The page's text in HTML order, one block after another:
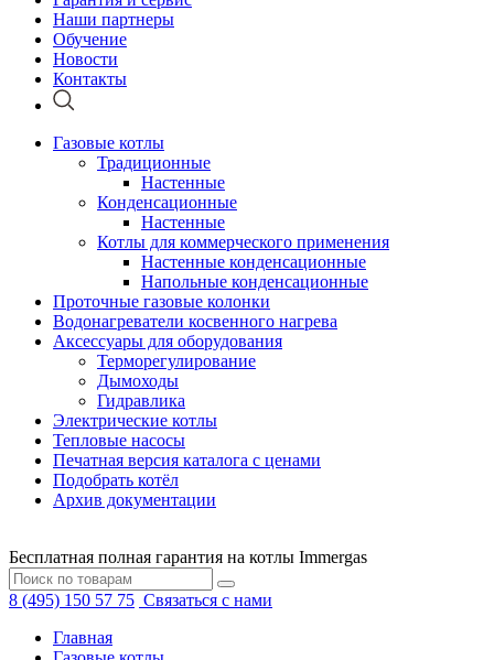
Наши партнеры
Обучение
Новости
Контакты
Газовые котлы
Традиционные
Настенные
Конденсационные
Настенные
Котлы для коммерческого применения
Настенные конденсационные
Напольные конденсационные
Проточные газовые колонки
Водонагреватели косвенного нагрева
Аксессуары для оборудования
Терморегулирование
Дымоходы
Гидравлика
Электрические котлы
Тепловые насосы
Печатная версия каталога с ценами
Подобрать котёл
Архив документации
Бесплатная полная гарантия на котлы Immergas
8 (495) 150 57 75 Связаться с нами
Главная